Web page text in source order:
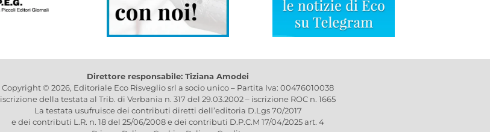
Direttore responsabile: Tiziana Amodei
Copyright © 2026, Editoriale Eco Risveglio srl a socio unico – Partita Iva: 00476010038
iscrizione della testata al Trib. di Verbania n. 317 del 29.03.2002 – iscrizione ROC n. 1665
La testata usufruisce dei contributi diretti dell’editoria D.Lgs 70/2017
e dei contributi L.R. n. 18 del 25/06/2008 e dei contributi D.P.C.M 17/04/2025 art. 4